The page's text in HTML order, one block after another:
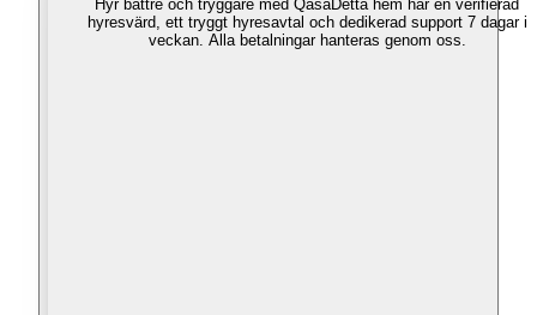
Hyr bättre och tryggare med Qasa Detta hem har en verifierad
hyresvärd, ett tryggt hyresavtal och dedikerad support 7 dagar i
veckan. Alla betalningar hanteras genom oss.